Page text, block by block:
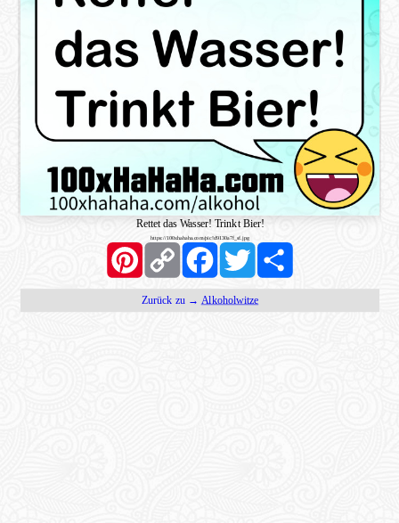
Rettet das Wasser! Trinkt Bier!
https://100xhahaha.com/pic!d9130a7f_sf.jpg
PinterestCopy
Link
FacebookTwitter Share
Zurück zu → Alkoholwitze